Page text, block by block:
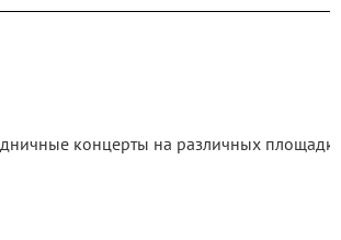
концерты на различных